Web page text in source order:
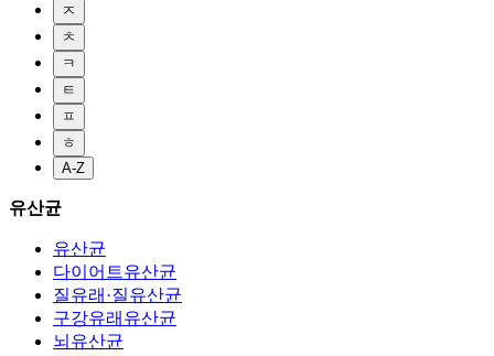
ㅈ
ㅊ
ㅋ
ㅌ
ㅍ
ㅎ
A-Z
유산균
유산균
다이어트유산균
질유래·질유산균
구강유래유산균
뇌유산균